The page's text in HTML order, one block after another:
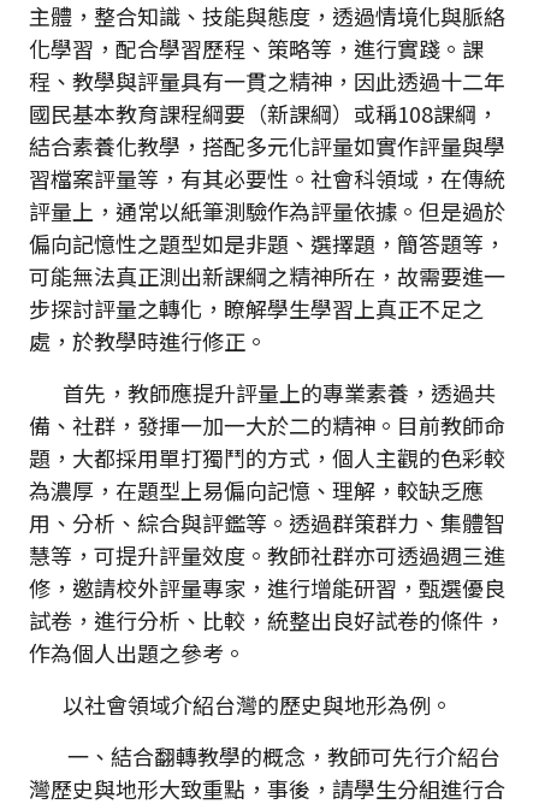
主體，整合知識、技能與態度，透過情境化與脈絡
化學習，配合學習歷程、策略等，進行實踐。課
程、教學與評量具有一貫之精神，因此透過十二年
國民基本教育課程綱要（新課綱）或稱108課綱，
結合素養化教學，搭配多元化評量如實作評量與學
習檔案評量等，有其必要性。社會科領域，在傳統
評量上，通常以紙筆測驗作為評量依據。但是過於
偏向記憶性之題型如是非題、選擇題，簡答題等，
可能無法真正測出新課綱之精神所在，故需要進一
步探討評量之轉化，瞭解學生學習上真正不足之
處，於教學時進行修正。
首先，教師應提升評量上的專業素養，透過共
備、社群，發揮一加一大於二的精神。目前教師命
題，大都採用單打獨鬥的方式，個人主觀的色彩較
為濃厚，在題型上易偏向記憶、理解，較缺乏應
用、分析、綜合與評鑑等。透過群策群力、集體智
慧等，可提升評量效度。教師社群亦可透過週三進
修，邀請校外評量專家，進行增能研習，甄選優良
試卷，進行分析、比較，統整出良好試卷的條件，
作為個人出題之參考。
以社會領域介紹台灣的歷史與地形為例。
一、結合翻轉教學的概念，教師可先行介紹台
灣歷史與地形大致重點，事後，請學生分組進行合